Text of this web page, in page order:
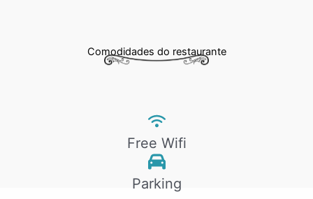
Comodidades do restaurante
Free Wifi
Parking